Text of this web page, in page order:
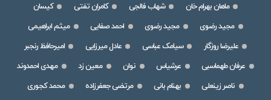
ماهان بهرام خان
شهاب فالجی کامران تفتی
کیسان
مجید رضوی
مجید رضوی احمد صفایی
میثم ابراهیمی
علیرضا روزگار
سیامک عباسی عادل میرزایی
امیرحافظ رنجبر
عرفان طهماسبی
عرشیاس نوان معین زد
مهدی احمدوند
ناصر زینعلی
بهنام بانی مرتضی جعفرزاده
محمد کجوری